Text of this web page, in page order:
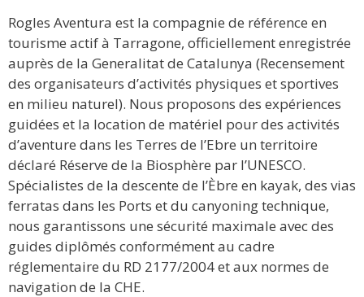
Rogles Aventura est la compagnie de référence en
tourisme actif à Tarragone, officiellement enregistrée
auprès de la Generalitat de Catalunya (Recensement
des organisateurs d’activités physiques et sportives
en milieu naturel). Nous proposons des expériences
guidées et la location de matériel pour des activités
d’aventure dans les Terres de l’Ebre un territoire
déclaré Réserve de la Biosphère par l’UNESCO.
Spécialistes de la descente de l’Èbre en kayak, des vias
ferratas dans les Ports et du canyoning technique,
nous garantissons une sécurité maximale avec des
guides diplômés conformément au cadre
réglementaire du RD 2177/2004 et aux normes de
navigation de la CHE.